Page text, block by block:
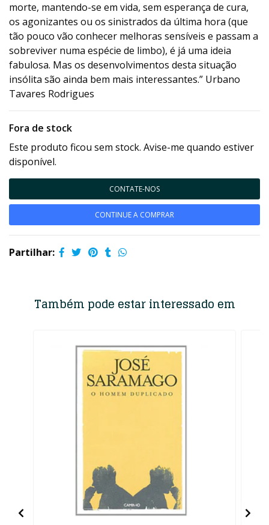
morte, mantendo-se em vida, sem esperança de cura,
os agonizantes ou os sinistrados da última hora (que
tão pouco vão conhecer melhoras sensíveis e passam a
sobreviver numa espécie de limbo), é já uma ideia
fabulosa. Mas os desenvolvimentos desta situação
insólita são ainda bem mais interessantes.” Urbano
Tavares Rodrigues
Fora de stock
Este produto ficou sem stock. Avise-me quando estiver
disponível.
CONTATE-NOS
CONTINUE A COMPRAR
Partilhar:
Também pode estar interessado em